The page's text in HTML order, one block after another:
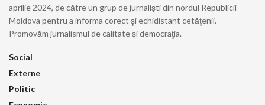
aprilie 2024, de către un grup de jurnaliști din nordul Republicii
Moldova pentru a informa corect şi echidistant cetăţenii.
Promovăm jurnalismul de calitate și democraţia.
Social
Externe
Politic